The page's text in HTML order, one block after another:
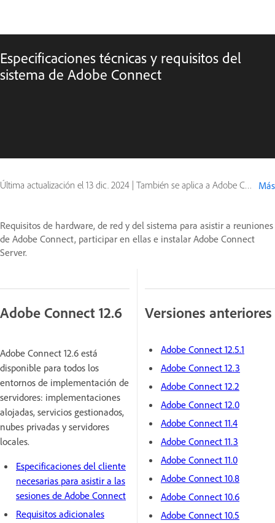
Especificaciones técnicas y requisitos del
sistema de Adobe Connect
Última actualización el 13 dic. 2024 | También se aplica a Adobe Connect 10, Adobe Connect 11 Más
Requisitos de hardware, de red y del sistema para asistir a reuniones
de Adobe Connect, participar en ellas e instalar Adobe Connect
Server.
Adobe Connect 12.6
Adobe Connect 12.6 está
disponible para todos los
entornos de implementación de
servidores: implementaciones
alojadas, servicios gestionados,
nubes privadas y servidores
locales.
Especificaciones del cliente
necesarias para asistir a las
sesiones de Adobe Connect
Requisitos adicionales
Versiones anteriores
Adobe Connect 12.5.1
Adobe Connect 12.3
Adobe Connect 12.2
Adobe Connect 12.0
Adobe Connect 11.4
Adobe Connect 11.3
Adobe Connect 11.0
Adobe Connect 10.8
Adobe Connect 10.6
Adobe Connect 10.5